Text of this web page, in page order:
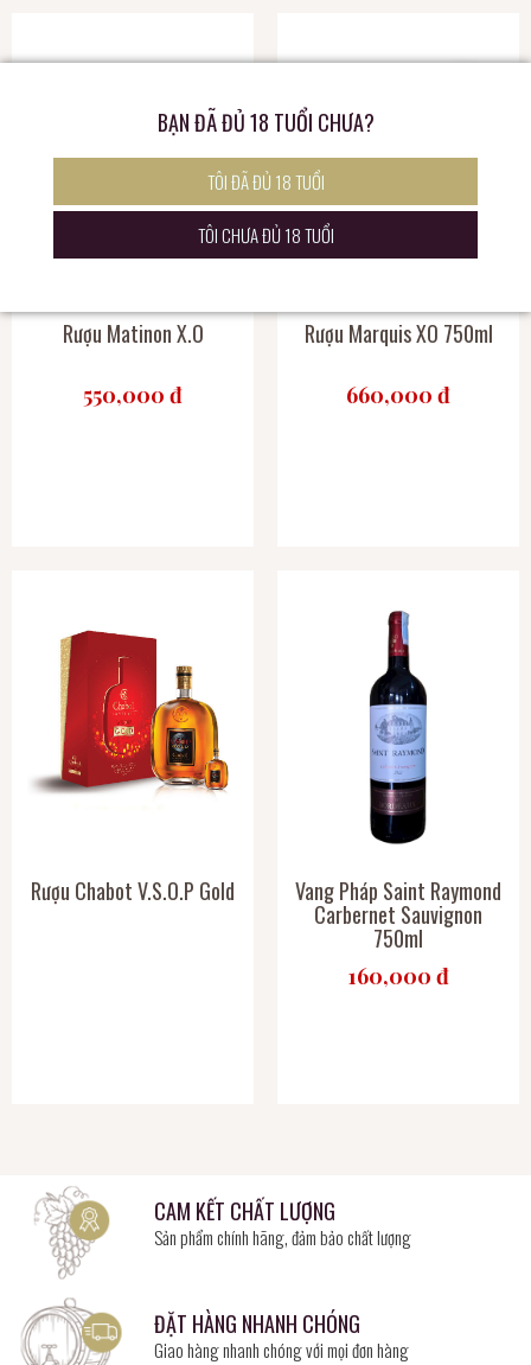
Rượu Matinon X.O
550,000 đ
Rượu Marquis XO 750ml
660,000 đ
Rượu Chabot V.S.O.P Gold Vang Pháp Saint Raymond
Carbernet Sauvignon
750ml
160,000 đ
CAM KẾT CHẤT LƯỢNG
Sản phẩm chính hãng, đảm bảo chất lượng
ĐẶT HÀNG NHANH CHÓNG
Giao hàng nhanh chóng với mọi đơn hàng
BẠN ĐÃ ĐỦ 18 TUỔI CHƯA?
TÔI ĐÃ ĐỦ 18 TUỔI
TÔI CHƯA ĐỦ 18 TUỔI